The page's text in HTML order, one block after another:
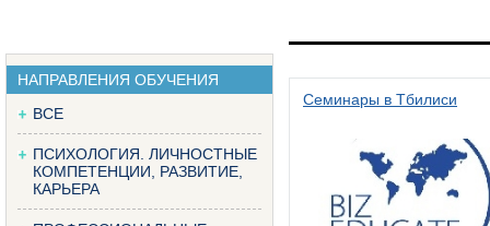
НАПРАВЛЕНИЯ ОБУЧЕНИЯ
ВСЕ
ПСИХОЛОГИЯ. ЛИЧНОСТНЫЕ
КОМПЕТЕНЦИИ, РАЗВИТИЕ,
КАРЬЕРА
Семинары в Тбилиси